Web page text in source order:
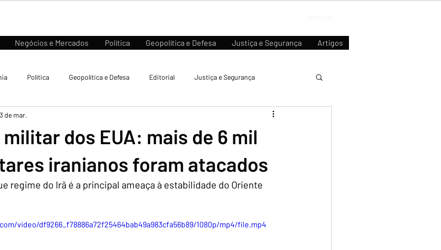
Negócios e Mercados Política Geopolítica e Defesa Justiça e Segurança Artigos
Política Geopolítica e Defesa Editorial Justiça e Segurança
dos EUA: mais de 6 mil
iranianos foram atacados
de mar.
regime do Irã é a principal ameaça à estabilidade do Oriente
video/df9266_f78886a72f25464bab49a983cfa56b89/1080p/mp4/file.mp4